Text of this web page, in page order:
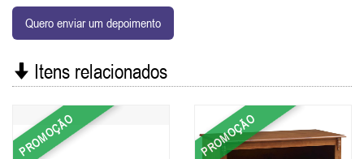
Quero enviar um depoimento
Itens relacionados
PROMOÇÃO PROMOÇÃO